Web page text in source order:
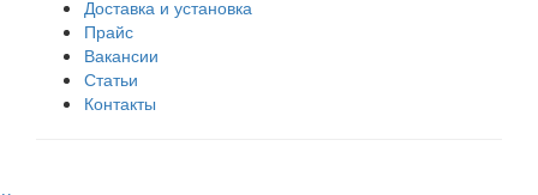
Доставка и установка
Прайс
Вакансии
Статьи
Контакты